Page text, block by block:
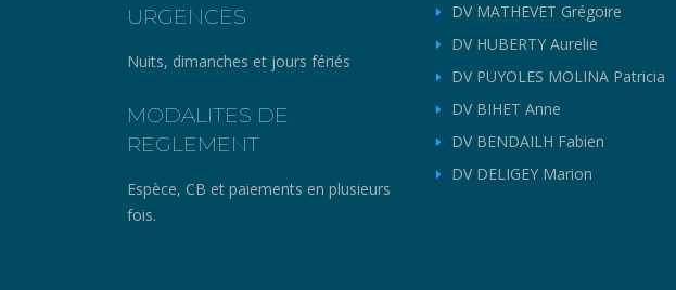
URGENCES
Nuits, dimanches et jours fériés
MODALITES DE
REGLEMENT
Espèce, CB et paiements en plusieurs
fois.
DV MATHEVET Grégoire
DV HUBERTY Aurelie
DV PUYOLES MOLINA Patricia
DV BIHET Anne
DV BENDAILH Fabien
DV DELIGEY Marion